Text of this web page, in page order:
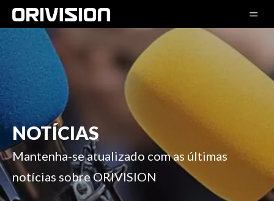
NOTÍCIAS
Mantenha-se atualizado com as últimas
notícias sobre ORIVISION